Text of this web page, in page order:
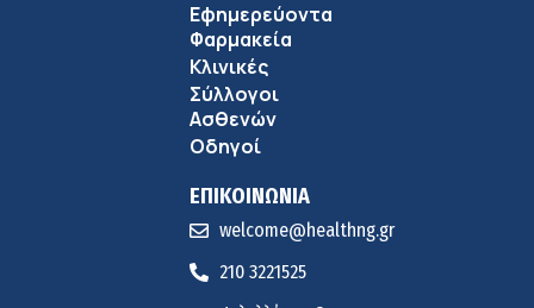
Εφημερεύοντα
Φαρμακεία
Κλινικές
Σύλλογοι
Ασθενών
Οδηγοί
ΕΠΙΚΟΙΝΩΝΙΑ
welcome@healthng.gr
210 3221525